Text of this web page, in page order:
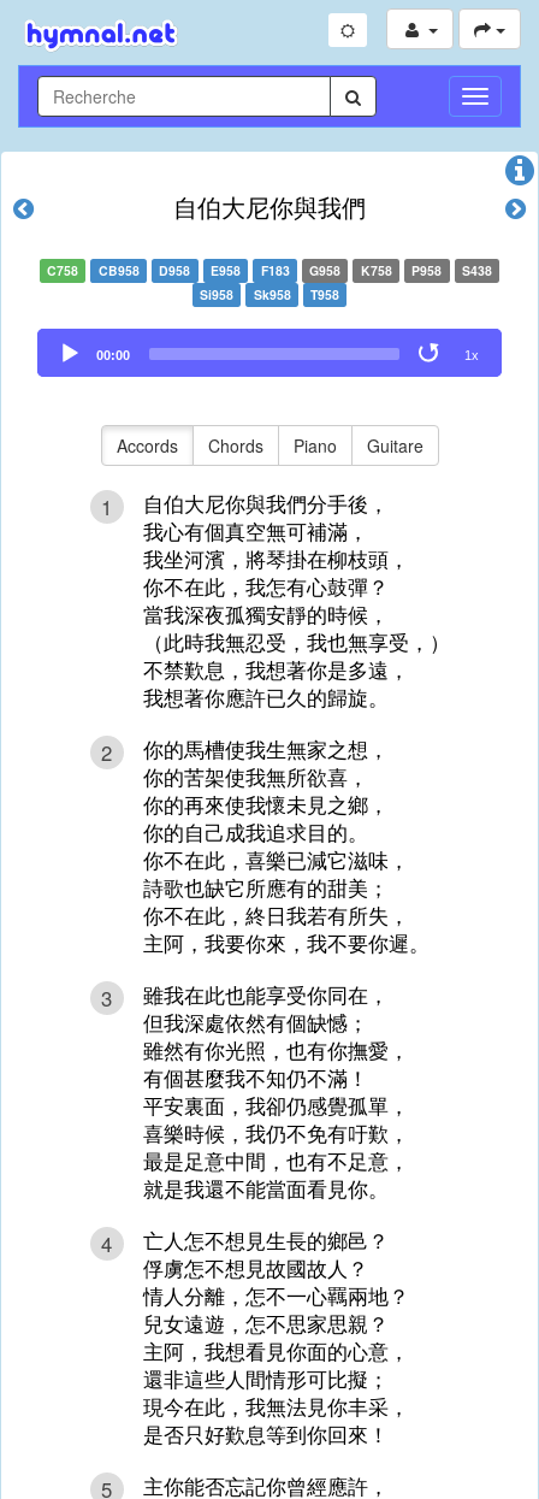
Toggle
自伯大尼你與我們
C758 CB958 D958 E958 F183 G958 K758 P958
S438
Si958
Sk958 T958
Audio
Player
00:00 1x
Accords Chords Piano Guitare
1
自伯大尼你與我們分手後，
我心有個真空無可補滿，
我坐河濱，將琴掛在柳枝頭，
你不在此，我怎有心鼓彈？
當我深夜孤獨安靜的時候，
（此時我無忍受，我也無享受，）
不禁歎息，我想著你是多遠，
我想著你應許已久的歸旋。
2
你的馬槽使我生無家之想，
你的苦架使我無所欲喜，
你的再來使我懷未見之鄉，
你的自己成我追求目的。
你不在此，喜樂已減它滋味，
詩歌也缺它所應有的甜美；
你不在此，終日我若有所失，
主阿，我要你來，我不要你遲。
3
雖我在此也能享受你同在，
但我深處依然有個缺憾；
雖然有你光照，也有你撫愛，
有個甚麼我不知仍不滿！
平安裏面，我卻仍感覺孤單，
喜樂時候，我仍不免有吁歎，
最是足意中間，也有不足意，
就是我還不能當面看見你。
4
亡人怎不想見生長的鄉邑？
俘虜怎不想見故國故人？
情人分離，怎不一心羈兩地？
兒女遠遊，怎不思家思親？
主阿，我想看見你面的心意，
還非這些人間情形可比擬；
現今在此，我無法見你丰采，
是否只好歎息等到你回來！
5
主你能否忘記你曾經應許，